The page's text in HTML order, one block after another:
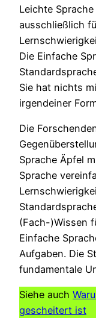
Leichte
ausschließlich
Die Einfache
Sie hat nichts
irgendeiner
Die
Sprache Äpfel
Sprache
(Fach-)Wissen
Einfache
Aufgaben. Die
fundamentale
Siehe auch
gescheitert ist